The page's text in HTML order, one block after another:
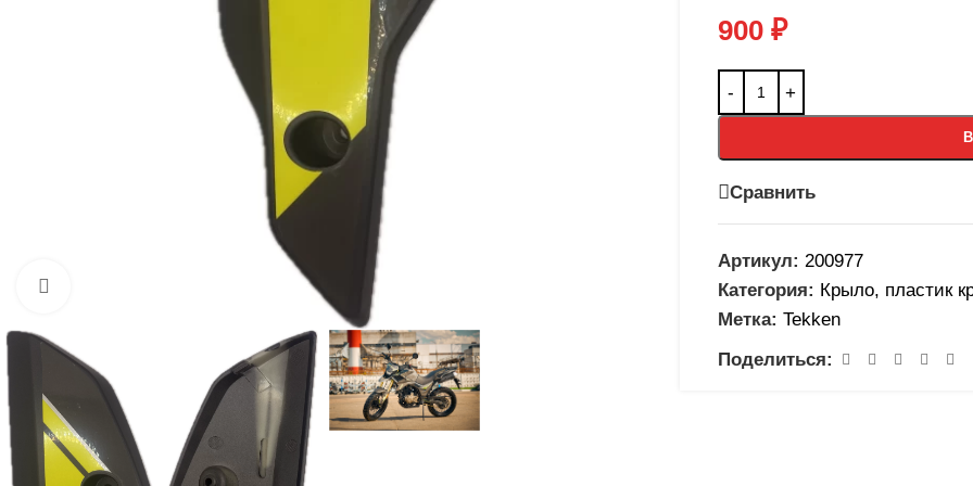
900 ₽
Сравнить
Артикул: 200977
Категория: Крыло, пластик
Метка: Tekken
Поделиться: